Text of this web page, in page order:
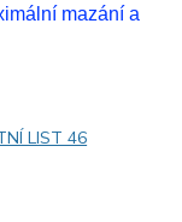
mazání a
LIST 46